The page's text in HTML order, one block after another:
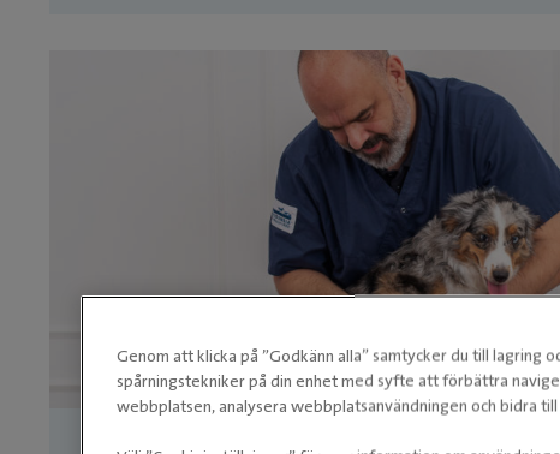
Avsnitt 2: Tassar & klor
Genom att klicka på ”Godkänn alla” samtycker du till lagring
spårningstekniker på din enhet med syfte att förbättra
webbplatsen, analysera webbplatsanvändningen och bidra